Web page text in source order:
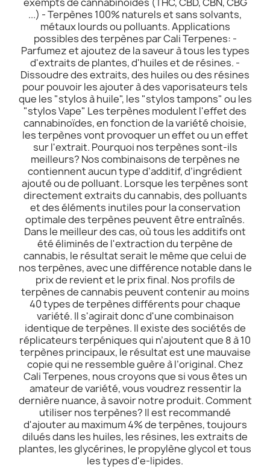
...) - Terpènes 100% naturels et sans solvants,
métaux lourds ou polluants. Applications
possibles des terpènes par Cali Terpenes: -
Parfumez et ajoutez de la saveur à tous les types
d'extraits de plantes, d'huiles et de résines. -
Dissoudre des extraits, des huiles ou des résines
pour pouvoir les ajouter à des vaporisateurs tels
que les "stylos à huile", les "stylos tampons" ou les
"stylos Vape" Les terpènes modulent l'effet des
cannabinoïdes, en fonction de la variété choisie,
les terpènes vont provoquer un effet ou un effet
sur l'extrait. Pourquoi nos terpènes sont-ils
meilleurs? Nos combinaisons de terpènes ne
contiennent aucun type d’additif, d’ingrédient
ajouté ou de polluant. Lorsque les terpènes sont
directement extraits du cannabis, des polluants
et des éléments inutiles pour la conservation
optimale des terpènes peuvent être entraînés.
Dans le meilleur des cas, où tous les additifs ont
été éliminés de l'extraction du terpène de
cannabis, le résultat serait le même que celui de
nos terpènes, avec une différence notable dans le
prix de revient et le prix final. Nos profils de
terpènes de cannabis peuvent contenir au moins
40 types de terpènes différents pour chaque
variété. Il s'agirait donc d'une combinaison
identique de terpènes. Il existe des sociétés de
réplicateurs terpéniques qui n’ajoutent que 8 à 10
terpènes principaux, le résultat est une mauvaise
copie qui ne ressemble guère à l’original. Chez
Cali Terpenes, nous croyons que si vous êtes un
amateur de variété, vous voudrez ressentir la
dernière nuance, à savoir notre produit. Comment
utiliser nos terpènes? Il est recommandé
d'ajouter au maximum 4% de terpènes, toujours
dilués dans les huiles, les résines, les extraits de
plantes, les glycérines, le propylène glycol et tous
les types d'e-lipides.